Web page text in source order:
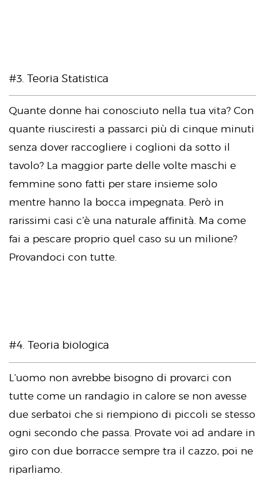
#3. Teoria Statistica
Quante donne hai conosciuto nella tua vita? Con
quante riusciresti a passarci più di cinque minuti
senza dover raccogliere i coglioni da sotto il
tavolo? La maggior parte delle volte maschi e
femmine sono fatti per stare insieme solo
mentre hanno la bocca impegnata. Però in
rarissimi casi c’è una naturale affinità. Ma come
fai a pescare proprio quel caso su un milione?
Provandoci con tutte.
#4. Teoria biologica
L’uomo non avrebbe bisogno di provarci con
tutte come un randagio in calore se non avesse
due serbatoi che si riempiono di piccoli se stesso
ogni secondo che passa. Provate voi ad andare in
giro con due borracce sempre tra il cazzo, poi ne
riparliamo.